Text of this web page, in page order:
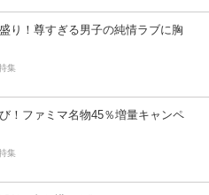
り！尊すぎる男子の純情ラブに胸
集
！ファミマ名物45％増量キャンペ
集